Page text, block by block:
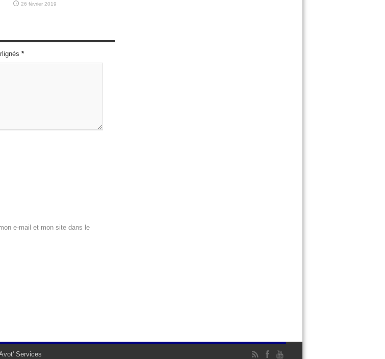
26 février 2019
*
e-mail et mon site dans le
Services